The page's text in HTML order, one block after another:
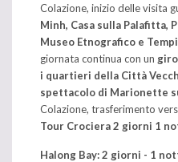
Colazione, inizio delle visita
Minh, Casa sulla Palafitta,
Museo Etnografico e
giornata continua con un
i quartieri della Città
spettacolo di Marionette
Colazione, trasferimento
Tour Crociera 2 giorni 1
Halong Bay: 2 giorni - 1